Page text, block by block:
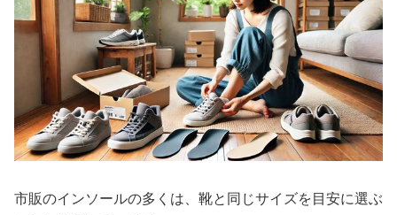
市販のインソールの多くは、靴と同じサイズを目安に選ぶ